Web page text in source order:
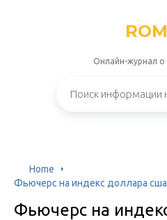
Онлайн-журнал о
Home
Фьючерс на индекс доллара
Фьючерс на